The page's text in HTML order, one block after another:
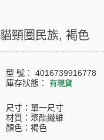
貓頸圈民族, 褐色
型 號： 4016739916778
庫存狀態： 有現貨
尺寸：單一尺寸
材質：聚酯纖維
顏色：褐色